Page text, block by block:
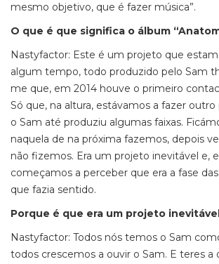
mesmo objetivo, que é fazer música”.
O que é que significa o álbum
Nastyfactor: Este é um projeto que
algum tempo, todo produzido pelo Sam
me que, em 2014 houve o primeiro
Só que, na altura, estávamos a fazer
o Sam até produziu algumas faixas.
naquela de na próxima fazemos, depois
não fizemos. Era um projeto inevitável e,
começamos a perceber que era a fase
que fazia sentido.
Porque é que era um projeto
Nastyfactor: Todos nós temos o Sam
todos crescemos a ouvir o Sam. E teres a